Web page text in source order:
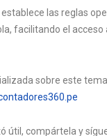
las reglas
facilitando el
sobre este
útil, compártela y